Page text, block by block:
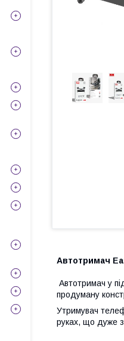
Автотримач
Автотримач у
продуману
Утримувач
руках, що дуже